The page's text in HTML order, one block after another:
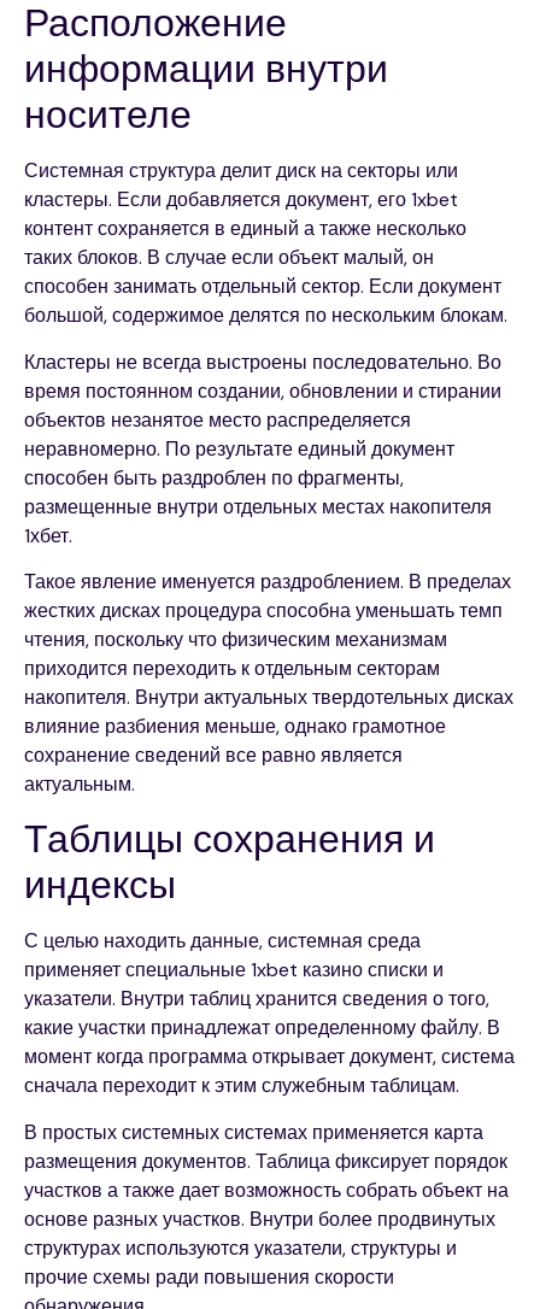
Расположение
информации внутри
носителе
Системная структура делит диск на секторы или
кластеры. Если добавляется документ, его 1xbet
контент сохраняется в единый а также несколько
таких блоков. В случае если объект малый, он
способен занимать отдельный сектор. Если документ
большой, содержимое делятся по нескольким блокам.
Кластеры не всегда выстроены последовательно. Во
время постоянном создании, обновлении и стирании
объектов незанятое место распределяется
неравномерно. По результате единый документ
способен быть раздроблен по фрагменты,
размещенные внутри отдельных местах накопителя
1хбет.
Такое явление именуется раздроблением. В пределах
жестких дисках процедура способна уменьшать темп
чтения, поскольку что физическим механизмам
приходится переходить к отдельным секторам
накопителя. Внутри актуальных твердотельных дисках
влияние разбиения меньше, однако грамотное
сохранение сведений все равно является
актуальным.
Таблицы сохранения и
индексы
С целью находить данные, системная среда
применяет специальные 1xbet казино списки и
указатели. Внутри таблиц хранится сведения о того,
какие участки принадлежат определенному файлу. В
момент когда программа открывает документ, система
сначала переходит к этим служебным таблицам.
В простых системных системах применяется карта
размещения документов. Таблица фиксирует порядок
участков а также дает возможность собрать объект на
основе разных участков. Внутри более продвинутых
структурах используются указатели, структуры и
прочие схемы ради повышения скорости